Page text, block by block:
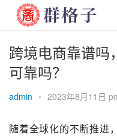
跨境电商靠谱吗
可靠吗？
admin • 2023年8月11日
随着全球化的不断推进，